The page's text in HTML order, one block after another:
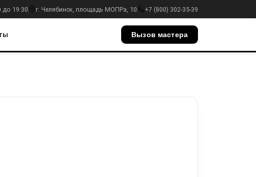
до 19:30 г. Челябинск, площадь МОПРа, 10 +7 (800) 302-35-39
Вызов мастера